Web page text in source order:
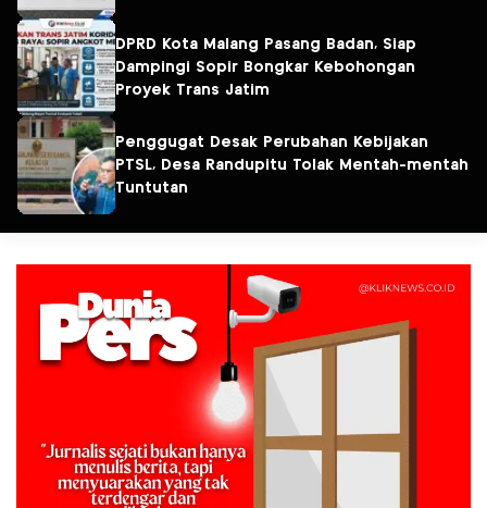
DPRD Kota Malang Pasang Badan, Siap
Dampingi Sopir Bongkar Kebohongan
Proyek Trans Jatim
Penggugat Desak Perubahan Kebijakan
PTSL, Desa Randupitu Tolak Mentah-mentah
Tuntutan